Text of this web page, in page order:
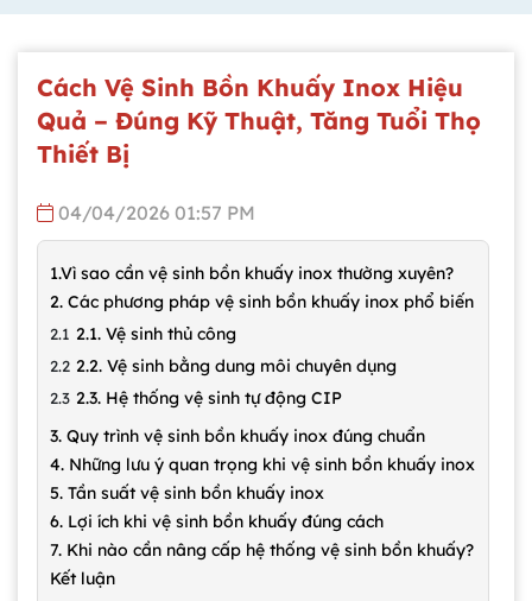
Cách Vệ Sinh Bồn Khuấy Inox Hiệu
Quả – Đúng Kỹ Thuật, Tăng Tuổi Thọ
Thiết Bị
04/04/2026 01:57 PM
1.Vì sao cần vệ sinh bồn khuấy inox thường xuyên?
2. Các phương pháp vệ sinh bồn khuấy inox phổ biến
2.1. Vệ sinh thủ công
2.2. Vệ sinh bằng dung môi chuyên dụng
2.3. Hệ thống vệ sinh tự động CIP
3. Quy trình vệ sinh bồn khuấy inox đúng chuẩn
4. Những lưu ý quan trọng khi vệ sinh bồn khuấy inox
5. Tần suất vệ sinh bồn khuấy inox
6. Lợi ích khi vệ sinh bồn khuấy đúng cách
7. Khi nào cần nâng cấp hệ thống vệ sinh bồn khuấy?
Kết luận